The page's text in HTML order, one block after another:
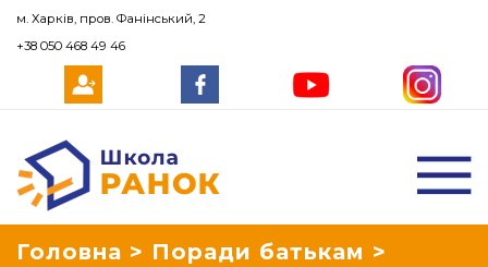
Школа Ранок
Головна > Поради батькам >
м. Харків, пров. Фанінський, 2
+38 050 468 49 46